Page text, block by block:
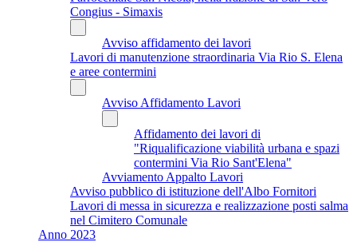
Congius - Simaxis
Avviso affidamento dei lavori
Lavori di manutenzione straordinaria Via Rio S. Elena
e aree contermini
Avviso Affidamento Lavori
Affidamento dei lavori di
"Riqualificazione viabilità urbana e spazi
contermini Via Rio Sant'Elena"
Avviamento Appalto Lavori
Avviso pubblico di istituzione dell'Albo Fornitori
Lavori di messa in sicurezza e realizzazione posti salma
nel Cimitero Comunale
Anno 2023